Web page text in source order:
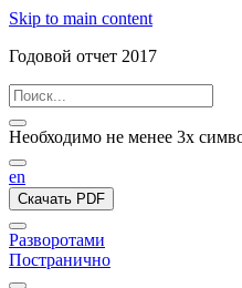
Skip to main content
Годовой отчет 2017
Необходимо не менее 3х
en
Скачать PDF
Разворотами
Постранично